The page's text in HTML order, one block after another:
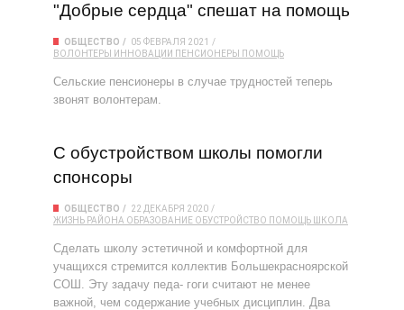
"Добрые сердца" спешат на помощь
ОБЩЕСТВО
05 ФЕВРАЛЯ 2021
ВОЛОНТЕРЫ
ИННОВАЦИИ ПЕНСИОНЕРЫ ПОМОЩЬ
Сельские пенсионеры в случае трудностей теперь
звонят волонтерам.
С обустройством школы помогли
спонсоры
ОБЩЕСТВО
22 ДЕКАБРЯ 2020
ЖИЗНЬ РАЙОНА ОБРАЗОВАНИЕ ОБУСТРОЙСТВО ПОМОЩЬ ШКОЛА
Сделать школу эстетичной и комфортной для
учащихся стремится коллектив Большекрасноярской
СОШ. Эту задачу педа- гоги считают не менее
важной, чем содержание учебных дисциплин. Два